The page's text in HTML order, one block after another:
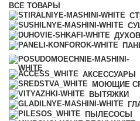
ВСЕ ТОВАРЫ
АКСЕССУАРЫ
МОЮЩИЕ
ВЫТЯЖКИ
ПЫЛЕСОСЫ